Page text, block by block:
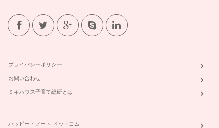
プライバシーポリシー
お問い合わせ
ミキハウス子育て総研とは
ハッピー・ノート ドットコム